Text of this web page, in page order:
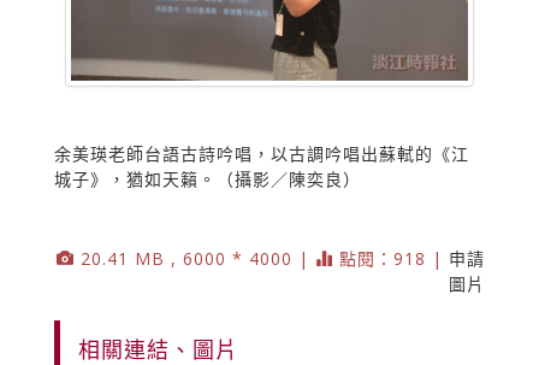
余美瑛老師台語古詩吟唱，以古調吟唱出蘇軾的《江
城子》，猶如天籟。（攝影／陳奕良）
20.41 MB , 6000 * 4000 | 點閱：918 | 申請
圖片
相關連結、圖片